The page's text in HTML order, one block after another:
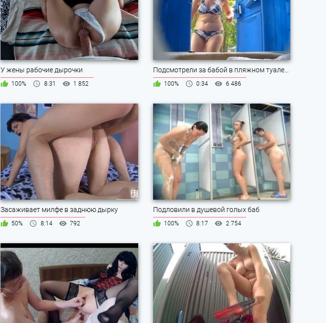
У жены рабочие дырочки
100% 8:31 1 852
Подсмотрели за бабой в пляжном туалете
100% 0:34 6 486
Засаживает милфе в заднюю дырку
50% 8:14 792
Подловили в душевой голых баб
100% 8:17 2 754